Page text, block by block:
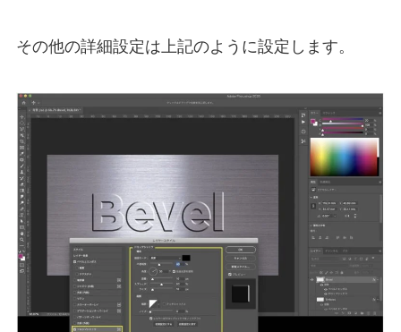
その他の詳細設定は上記のように設定します。